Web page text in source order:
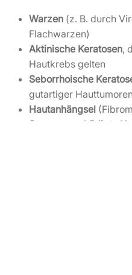
Warzen (z. B. durch
Flachwarzen)
Aktinische Keratosen,
Hautkrebs gelten
Seborrhoische
gutartiger Hauttumoren
Hautanhängsel
Sonnengeschädigte